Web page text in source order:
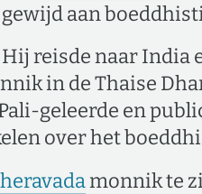
gewijd aan
Hij reisde naar India
in de Thaise
geleerde en
over het
monnik te